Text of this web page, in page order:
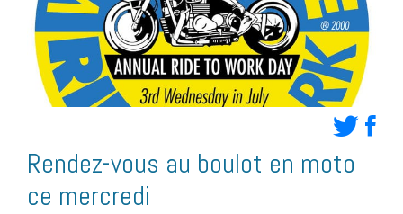
Rendez-vous au boulot en moto
ce mercredi